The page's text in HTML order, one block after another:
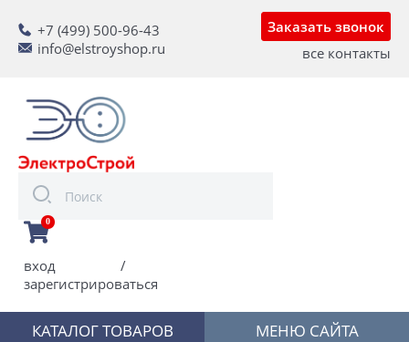
+7 (499) 500-96-43
info@elstroyshop.ru
Заказать звонок
все контакты
0
вход
/
зарегистрироваться
КАТАЛОГ ТОВАРОВ МЕНЮ САЙТА